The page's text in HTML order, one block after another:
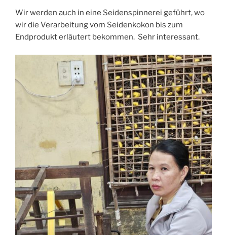
Wir werden auch in eine Seidenspinnerei geführt, wo
wir die Verarbeitung vom Seidenkokon bis zum
Endprodukt erläutert bekommen. Sehr interessant.